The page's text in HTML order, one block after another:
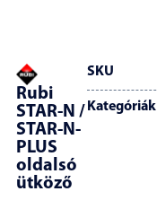
Rubi
STAR-N /
STAR-N-
PLUS
oldalsó
ütköző
SKU
Kategóriák